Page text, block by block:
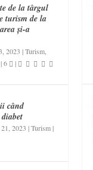
de la târgul
turism de la
și-a
2023 |Turism,
6 |
când
2023 |Turism|